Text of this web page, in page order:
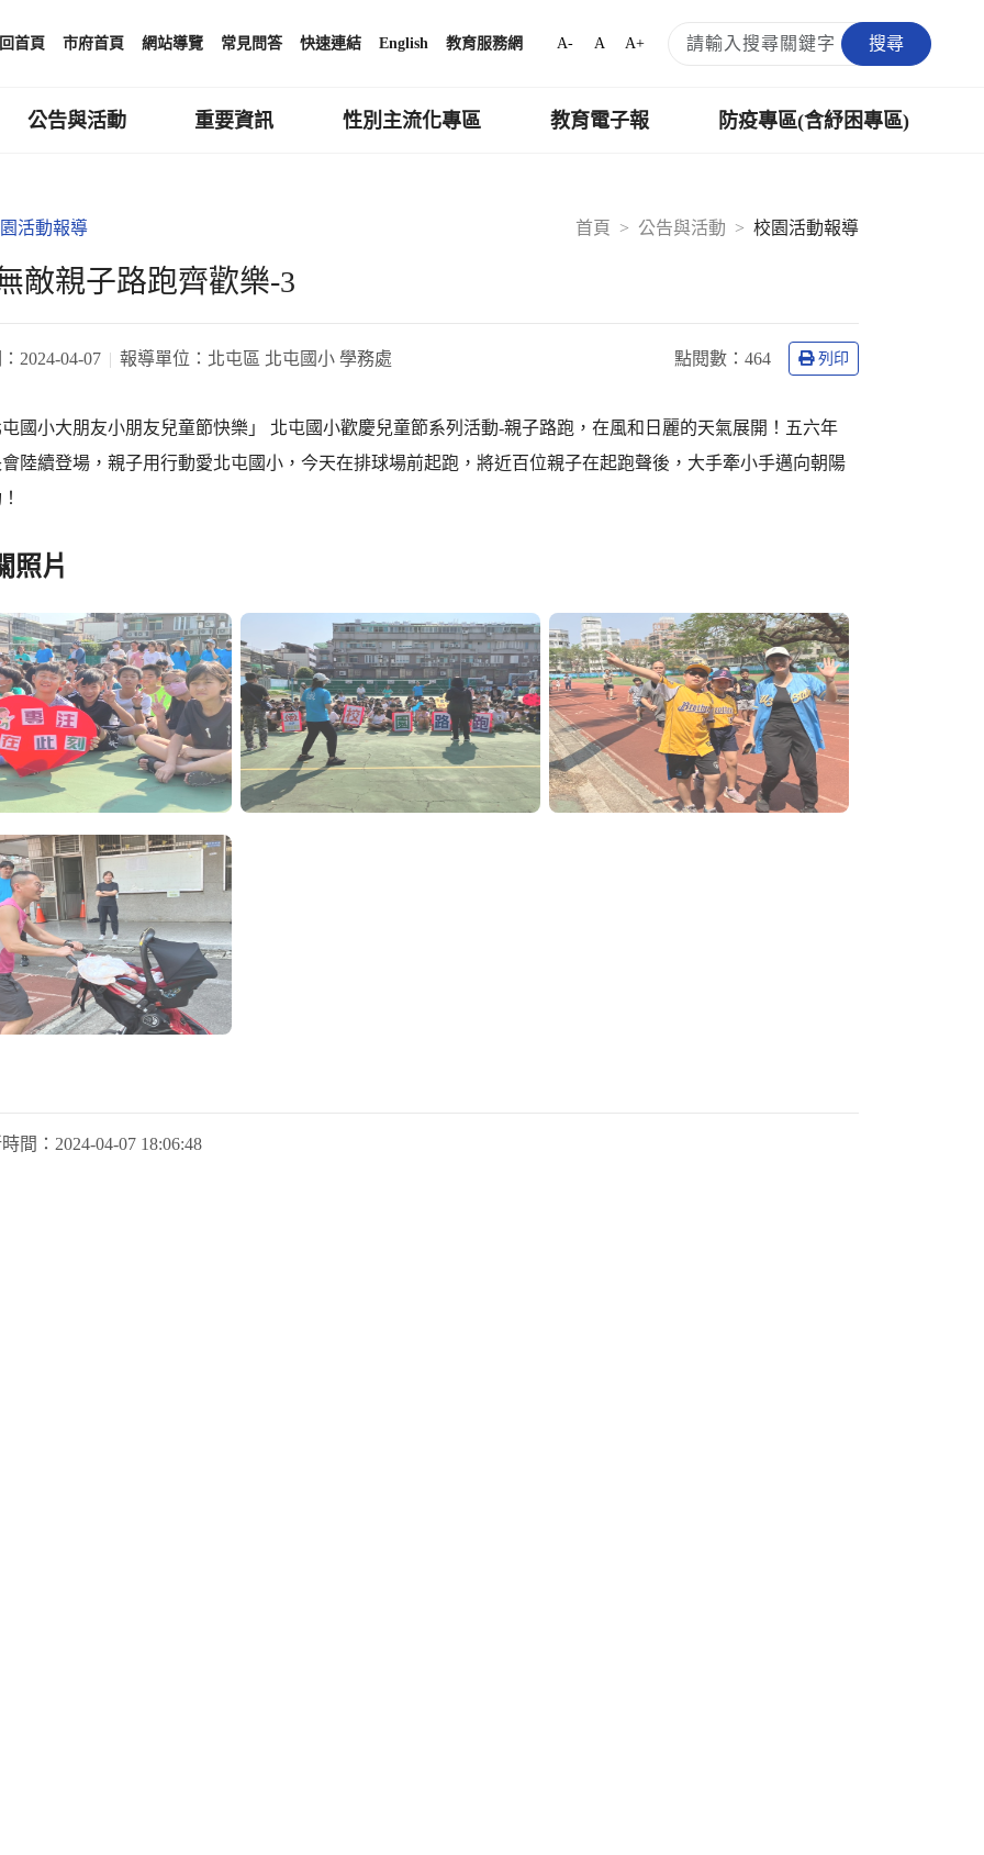
回首頁 市府首頁 網站導覽 常見問答 快速連結 English 教育服務網 A- A A+ 搜尋
公告與活動 重要資訊 性別主流化專區 教育電子報 防疫專區(含紓困專區)
首頁 公告與活動 校園活動報導
活動報導
敵親子路跑齊歡樂-3
2024-04-07 報導單位： 北屯區 北屯國小 學務處 點閱數： 464 列印
國小大朋友小朋友兒童節快樂」 北屯國小歡慶兒童節系列活動-親子路跑，在風和日麗的天氣展開！五六年
陸續登場，親子用行動愛北屯國小，今天在排球場前起跑，將近百位親子在起跑聲後，大手牽小手邁向朝陽
照片
間： 2024-04-07 18:06:48